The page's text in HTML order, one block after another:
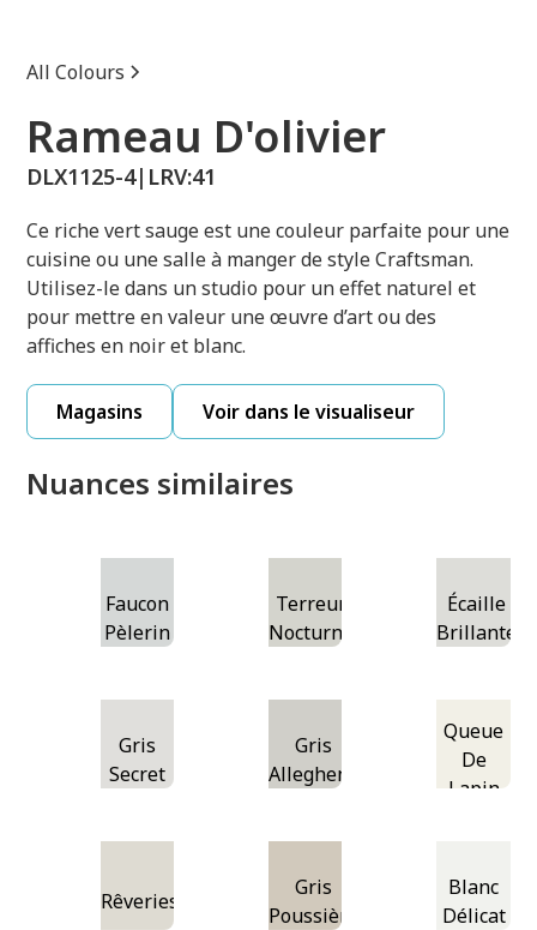
All Colours
Rameau D'olivier
DLX1125-4| LRV:41
Ce riche vert sauge est une couleur parfaite pour une
cuisine ou une salle à manger de style Craftsman.
Utilisez-le dans un studio pour un effet naturel et
pour mettre en valeur une œuvre d’art ou des
affiches en noir et blanc.
Magasins Voir dans le visualiseur
Nuances similaires
Faucon
Pèlerin
Terreur
Nocturne
Écaille
Brillante
Gris
Secret
Gris
Allegheny
Queue
De
Lapin
Rêveries
Gris
Poussière
Blanc
Délicat